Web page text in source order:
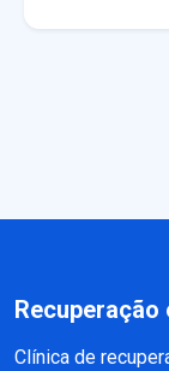
Recuperação
Clínica de